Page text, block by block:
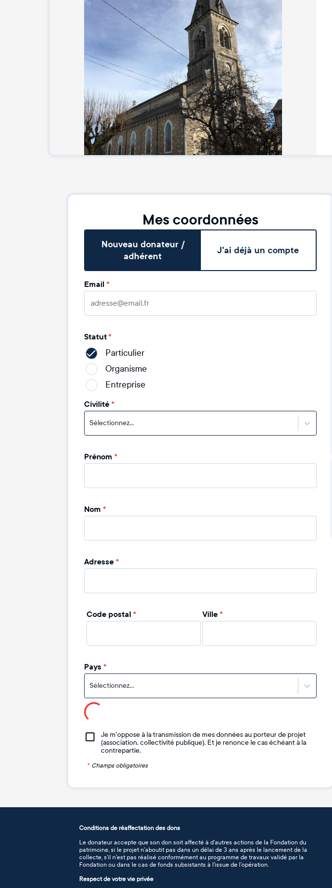
Mes coordonnées
Nouveau donateur /
adhérent
J'ai déjà un compte
Email *
Statut*
Particulier
Organisme
Entreprise
Civilité*
Sélectionnez...
Prénom *
Nom *
Adresse*
Code postal * Ville*
Pays *
Sélectionnez...
Je m'oppose à la transmission de mes données au porteur de projet
(association, collectivité publique). Et je renonce le cas échéant à la
contrepartie.
* Champs obligatoires
Conditions de réaffectation des dons
Le donateur accepte que son don soit affecté à d’autres actions de la Fondation du
patrimoine, si le projet n’aboutit pas dans un délai de 3 ans après le lancement de la
collecte, s’il n’est pas réalisé conformément au programme de travaux validé par la
Fondation ou dans le cas de fonds subsistants à l’issue de l’opération.
Respect de votre vie privée